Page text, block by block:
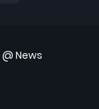
@ News